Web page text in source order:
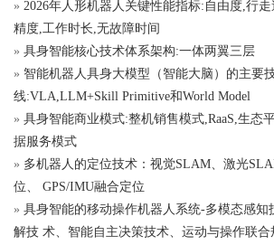
» 2026年人形机器人关键性能指标:自由度,行
精度,工作时长,无故障时间
» 具身智能核心技术体系架构:一体两翼三层
» 智能机器人具身大模型（智能大脑）的主要
线:VLA,LLM+Skill Primitive和World Model
» 具身智能商业模式:整机销售模式,RaaS,生态
据服务模式
» 多机器人的定位技术：视觉SLAM、激光
位、 GPS/IMU融合定位
» 具身智能的移动操作机器人系统-多模态感知
解技 术、智能自主决策技术、运动与操作联合